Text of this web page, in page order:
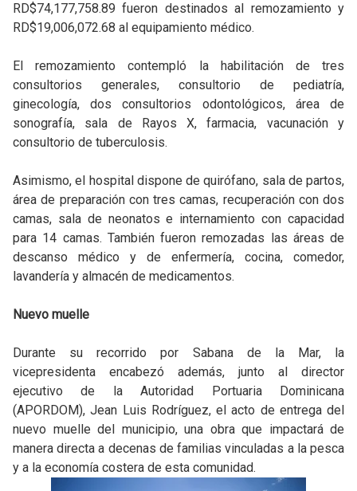
RD$74,177,758.89 fueron destinados al remozamiento y
RD$19,006,072.68 al equipamiento médico.
El remozamiento contempló la habilitación de tres
consultorios generales, consultorio de pediatría,
ginecología, dos consultorios odontológicos, área de
sonografía, sala de Rayos X, farmacia, vacunación y
consultorio de tuberculosis.
Asimismo, el hospital dispone de quirófano, sala de partos,
área de preparación con tres camas, recuperación con dos
camas, sala de neonatos e internamiento con capacidad
para 14 camas. También fueron remozadas las áreas de
descanso médico y de enfermería, cocina, comedor,
lavandería y almacén de medicamentos.
Nuevo muelle
Durante su recorrido por Sabana de la Mar, la
vicepresidenta encabezó además, junto al director
ejecutivo de la Autoridad Portuaria Dominicana
(APORDOM), Jean Luis Rodríguez, el acto de entrega del
nuevo muelle del municipio, una obra que impactará de
manera directa a decenas de familias vinculadas a la pesca
y a la economía costera de esta comunidad.